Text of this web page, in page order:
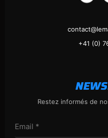
+41 (0)
Restez informés de